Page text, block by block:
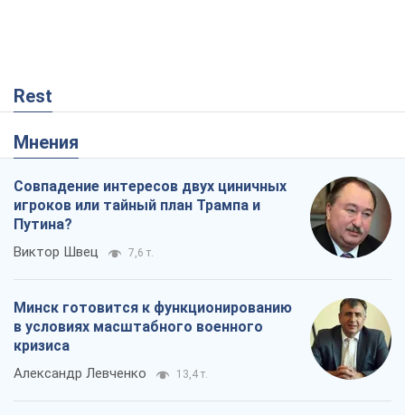
Rest
Мнения
Совпадение интересов двух циничных
игроков или тайный план Трампа и
Путина?
Виктор Швец 7,6 т.
Минск готовится к функционированию
в условиях масштабного военного
кризиса
Александр Левченко 13,4 т.